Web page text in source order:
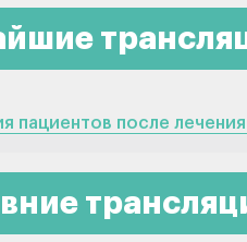
пациентов после